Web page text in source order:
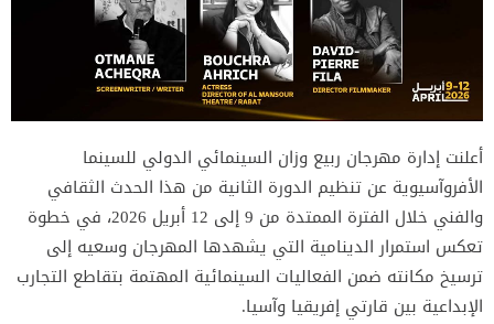
أعلنت إدارة مهرجان ربيع وزان السينمائي الدولي للسينما
الأفروآسيوية عن تنظيم الدورة الثانية من هذا الحدث الثقافي
والفني خلال الفترة الممتدة من 9 إلى 12 أبريل 2026، في خطوة
تعكس استمرار الدينامية التي يشهدها المهرجان وسعيه إلى
ترسيخ مكانته ضمن الفعاليات السينمائية المهتمة بتقاطع التجارب
الإبداعية بين قارتي إفريقيا وآسيا.